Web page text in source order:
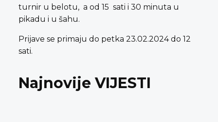
turnir u belotu, a od 15 sati i 30 minuta u
pikadu i u šahu.
Prijave se primaju do petka 23.02.2024 do 12
sati.
Najnovije VIJESTI